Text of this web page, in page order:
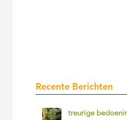
Recente Berichten
treurige